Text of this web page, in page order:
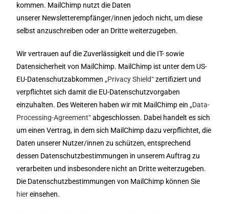
kommen. MailChimp nutzt die Daten
unserer Newsletterempfänger/innen jedoch nicht, um diese
selbst anzuschreiben oder an Dritte weiterzugeben.
Wir vertrauen auf die Zuverlässigkeit und die IT- sowie
Datensicherheit von MailChimp. MailChimp ist unter dem US-
EU-Datenschutzabkommen „Privacy Shield“zertifiziert und
verpflichtet sich damit die EU-Datenschutzvorgaben
einzuhalten. Des Weiteren haben wir mit MailChimp ein „Data-
Processing-Agreement“abgeschlossen. Dabei handelt es sich
um einen Vertrag, in dem sich MailChimp dazu verpflichtet, die
Daten unserer Nutzer/innen zu schützen, entsprechend
dessen Datenschutzbestimmungen in unserem Auftrag zu
verarbeiten und insbesondere nicht an Dritte weiterzugeben.
Die Datenschutzbestimmungen von MailChimp können Sie
hiereinsehen.